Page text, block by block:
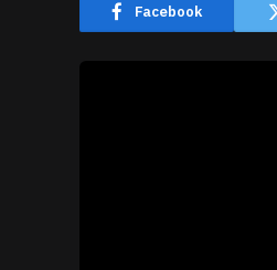
Facebook